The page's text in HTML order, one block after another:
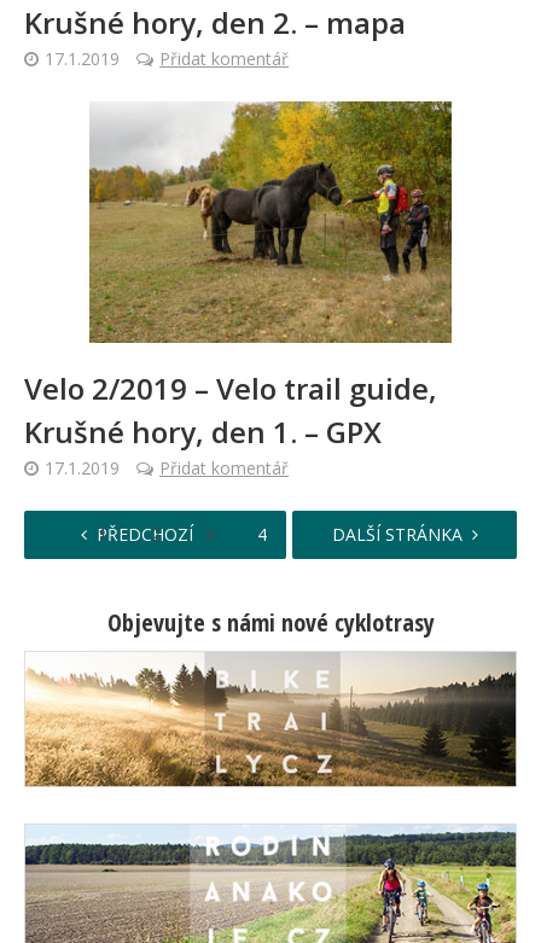
Krušné hory, den 2. – mapa
17.1.2019 Přidat komentář
Velo 2/2019 – Velo trail guide,
Krušné hory, den 1. – GPX
17.1.2019 Přidat komentář
PŘEDCHOZÍ
1 2 3 4 6 … 8
DALŠÍ STRÁNKA
Objevujte s námi nové cyklotrasy